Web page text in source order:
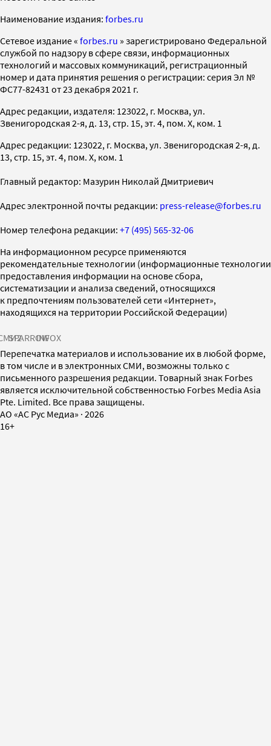
Наименование издания: forbes.ru
Cетевое издание « forbes.ru » зарегистрировано Федеральной
службой по надзору в сфере связи, информационных
технологий и массовых коммуникаций, регистрационный
номер и дата принятия решения о регистрации: серия Эл №
ФС77-82431 от 23 декабря 2021 г.
Адрес редакции, издателя: 123022, г. Москва, ул.
Звенигородская 2-я, д. 13, стр. 15, эт. 4, пом. X, ком. 1
Адрес редакции: 123022, г. Москва, ул. Звенигородская 2-я, д.
13, стр. 15, эт. 4, пом. X, ком. 1
Главный редактор: Мазурин Николай Дмитриевич
Адрес электронной почты редакции: press-release@forbes.ru
Номер телефона редакции: +7 (495) 565-32-06
На информационном ресурсе применяются
рекомендательные технологии (информационные технологии
предоставления информации на основе сбора,
систематизации и анализа сведений, относящихся
к предпочтениям пользователей сети «Интернет»,
находящихся на территории Российской Федерации)
SPARROWINFOX
Перепечатка материалов и использование их в любой форме,
в том числе и в электронных СМИ, возможны только с
письменного разрешения редакции. Товарный знак Forbes
является исключительной собственностью Forbes Media Asia
Pte. Limited. Все права защищены.
AO «АС Рус Медиа» · 2026
16+